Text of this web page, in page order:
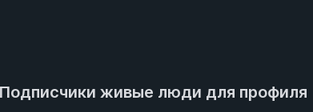
живые люди для профиля